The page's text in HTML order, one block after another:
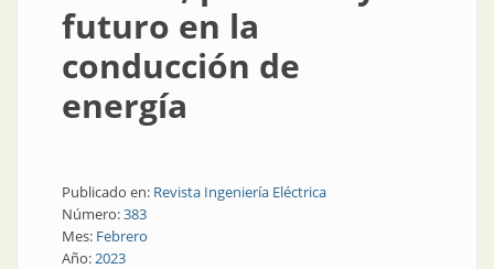
futuro en la
conducción de
energía
Publicado en: Revista Ingeniería Eléctrica
Número:383
Mes: Febrero
Año:2023